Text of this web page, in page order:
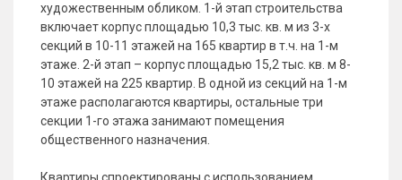
художественным обликом. 1-й этап строительства
включает корпус площадью 10,3 тыс. кв. м из 3-х
секций в 10-11 этажей на 165 квартир в т.ч. на 1-м
этаже. 2-й этап – корпус площадью 15,2 тыс. кв. м 8-
10 этажей на 225 квартир. В одной из секций на 1-м
этаже располагаются квартиры, остальные три
секции 1-го этажа занимают помещения
общественного назначения.